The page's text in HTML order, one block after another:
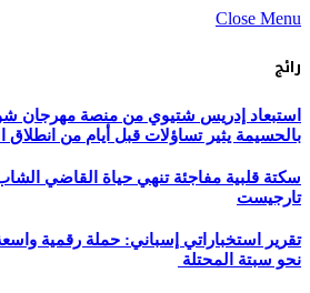
Close Menu
رائج
استبعاد إدريس شتيوي من منصة مهرجان
بالحسيمة يثير تساؤلات قبل أيام من انطلاق
سكتة قلبية مفاجئة تنهي حياة القاضي
تارجيست
تقرير استخباراتي إسباني: حملة رقمية
نحو سبتة المحتلة